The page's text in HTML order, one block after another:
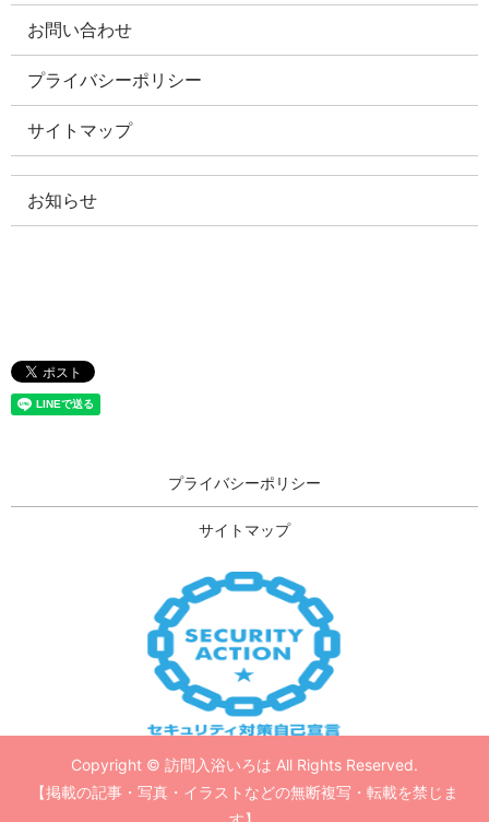
お問い合わせ
プライバシーポリシー
サイトマップ
お知らせ
プライバシーポリシー
サイトマップ
Copyright © 訪問入浴いろは All Rights Reserved.
【掲載の記事・写真・イラストなどの無断複写・転載を禁じま